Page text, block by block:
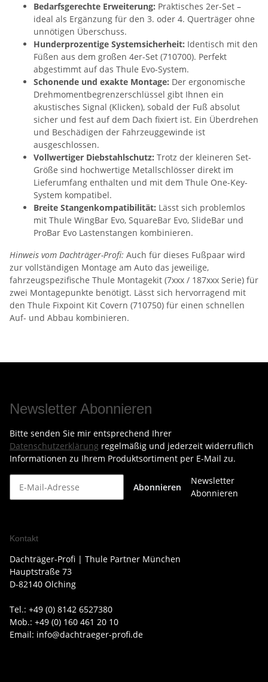
Bedarfsgerechte Erweiterung: Praktisches 2er-Set –
ideal als Ergänzung für den 3. oder 4. Querträger ohne
unnötigen Überschuss.
Hunderprozentige Systemsicherheit: Identisch mit den
Füßen aus dem großen 4er-Set (710700). Perfekt
abgestimmt auf das Thule Evo-System.
Schonende und exakte Montage: Der ergonomische
Drehmomentbegrenzerschlüssel gibt Ihnen ein
akustisches Signal (Klicken), sobald der Fuß absolut
sicher und fest auf dem Dach fixiert ist. Ein Überdrehen
und Beschädigen der Fahrzeuggewinde ist
ausgeschlossen.
Vollwertiger Diebstahlschutz: Trotz der kleineren Set-
Größe sind hochwertige Metallschlösser direkt im
Lieferumfang enthalten und mit dem Thule One-Key-
System kompatibel.
Breite Stangenkompatibilität: Lässt sich problemlos
mit Thule WingBar Evo, SquareBar Evo, SlideBar und
ProBar Evo Lastenstangen kombinieren.
Hinweis vom Dachträger-Profi: Auch für dieses Fußpaar wird
zur vollständigen Montage am Auto das jeweilige,
fahrzeugspezifische Thule Montagekit (7xxx / 187xxx Serie) für
zwei Montagepunkte benötigt. Lässt sich hervorragend mit
den Thule Fixpoint Kit Covern (710750) für einen schnellen
Auf- und Abbau kombinieren.
Newsletter Abonnieren
Bitte senden Sie mir entsprechend Ihrer
Datenschutzerklärung regelmäßig und jederzeit widerruflich
Informationen zu Ihrem Produktsortiment per E-Mail zu.
Abonnieren
Newsletter
Abonnieren
Kontakt
Dachträger-Profi | Thule Partner München
Hauptstraße 73
D-82140 Olching
Tel.: +49 (0) 8142 6527380
Mob.: +49 (0) 160 461 20 10
Email: info@dachtraeger-profi.de